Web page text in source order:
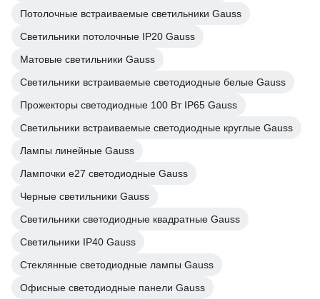
Потолочные встраиваемые светильники Gauss
Светильники потолочные IP20 Gauss
Матовые светильники Gauss
Светильники встраиваемые светодиодные белые Gauss
Прожекторы светодиодные 100 Вт IP65 Gauss
Светильники встраиваемые светодиодные круглые Gauss
Лампы линейные Gauss
Лампочки е27 светодиодные Gauss
Черные светильники Gauss
Светильники светодиодные квадратные Gauss
Светильники IP40 Gauss
Стеклянные светодиодные лампы Gauss
Офисные светодиодные панели Gauss